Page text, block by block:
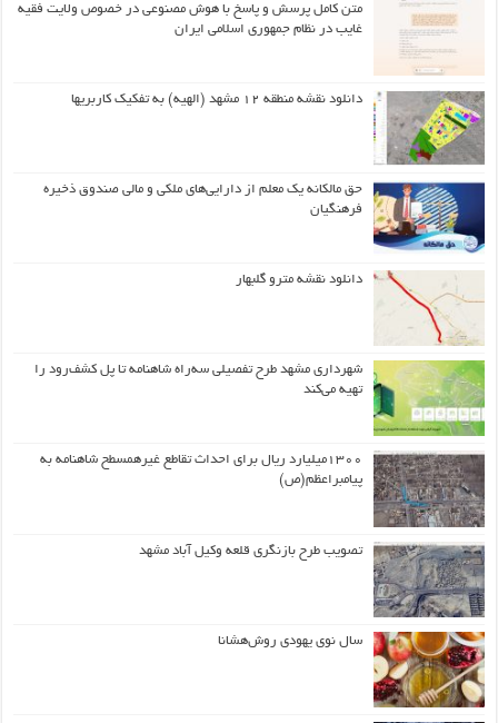
متن کامل پرسش و پاسخ با هوش مصنوعی در خصوص ولایت فقیه
غایب در نظام جمهوری اسلامی ایران
دانلود نقشه منطقه ۱۲ مشهد (الهیه) به تفکیک کاربریها
حق مالکانه یک معلم از دارایی‌های ملکی و مالی صندوق ذخیره
فرهنگیان
دانلود نقشه مترو گلبهار
شهرداری مشهد طرح تفصیلی سه‌راه شاهنامه تا پل کشف‌رود را
تهیه می‌کند
۱۳۰۰میلیارد ریال برای احداث تقاطع غیرهمسطح شاهنامه به
پیامبراعظم(ص)
تصویب طرح بازنگری قلعه وکیل آباد مشهد
سال نوی یهودی روش‌هشانا